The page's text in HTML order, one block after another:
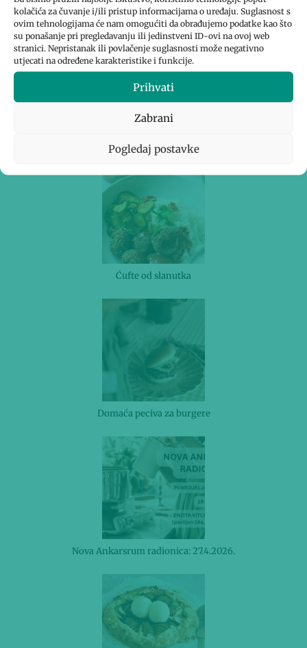
kolačića za čuvanje i/ili pristup informacijama o uređaju. Suglasnost s
ovim tehnologijama će nam omogućiti da obrađujemo podatke kao što
su ponašanje pri pregledavanju ili jedinstveni ID-ovi na ovoj web
stranici. Nepristanak ili povlačenje suglasnosti može negativno
utjecati na određene karakteristike i funkcije.
Prihvati
Zabrani
Pogledaj postavke
Ćufte od slanutka
Domaća peciva za burgere
Nova Ankarsrum radionica: 27.4.2026.